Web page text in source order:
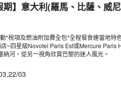
期】意大利(羅馬、比薩、威
)、瑞士(琉森)、法國(巴黎)
*稅項及燃油附加費全包*全程餐食連當地特
~四星級Novotel Paris Est或Mercure Paris
河，從另一視角欣賞巴黎的迷人風光。
,22/03